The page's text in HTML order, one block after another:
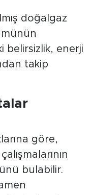
doğalgaz
belirsizlik, enerji
takip
göre,
bulabilir.